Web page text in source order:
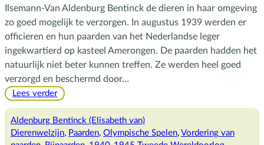
Ilsemann-Van Aldenburg Bentinck de dieren in haar omgeving
zo goed mogelijk te verzorgen. In augustus 1939 werden er
officieren en hun paarden van het Nederlandse leger
ingekwartierd op kasteel Amerongen. De paarden hadden het
natuurlijk niet beter kunnen treffen. Ze werden heel goed
verzorgd en beschermd door…
Lees verder:
en
de
paarden
Aldenburg Bentinck (Elisabeth van)
Dierenwelzijn, Paarden, Olympische Spelen, Vordering van